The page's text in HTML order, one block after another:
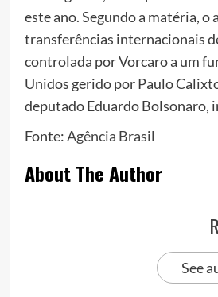
este ano. Segundo a matéria, o
transferências internacionais
controlada por Vorcaro a um
Unidos gerido por Paulo
deputado Eduardo Bolsonaro,
Fonte:Agência Brasil
About The Author
See